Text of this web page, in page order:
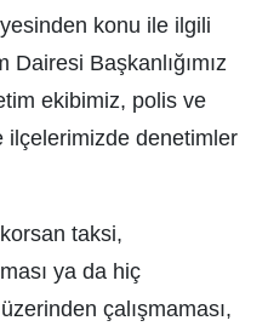
konu ile ilgili
Dairesi Başkanlığımız
ekibimiz, polis ve
ilçelerimizde denetimler
taksi,
ya da hiç
çalışmaması,